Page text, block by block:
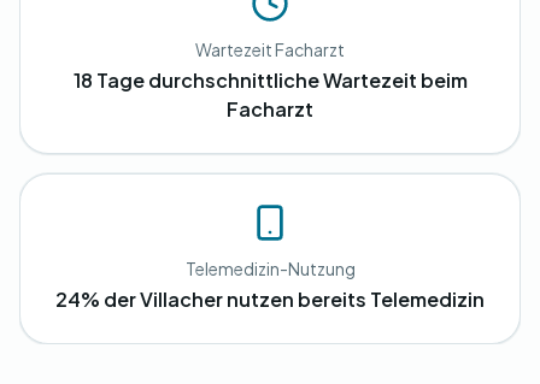
Wartezeit Facharzt
18 Tage durchschnittliche Wartezeit beim
Facharzt
Telemedizin-Nutzung
24% der Villacher nutzen bereits Telemedizin